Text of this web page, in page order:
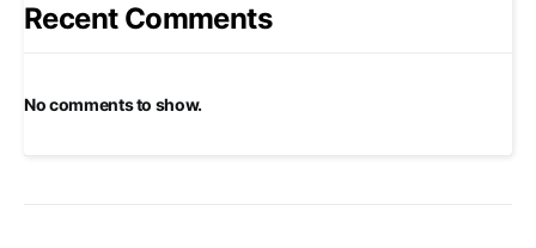
Recent Comments
No comments to show.